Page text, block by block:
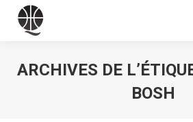
ARCHIVES DE
BOSH